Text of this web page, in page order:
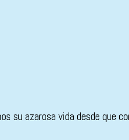
su azarosa vida desde que